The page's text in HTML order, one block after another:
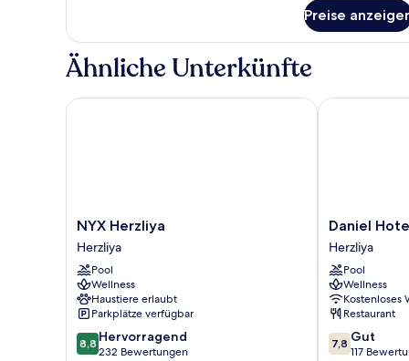
Preise
Ähnliche Unterkünfte
NYX
Herzliya
Herzliya
NYX Herzliya
Herzliya
Pool
Wellness
Haustiere erlaubt
Parkplätze verfügbar
8.8
von
8,8 Hervorragend
232 Bewertungen
NYX Herzliya
Daniel
Hotel
Herzliya
Herzliya
Daniel
Herzliya
Pool
Wellness
Kostenloses
Restaurant
7.8
von
7,8 Gut
117
Daniel Hotel